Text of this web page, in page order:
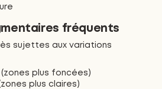
fréquents
sujettes aux variations
plus foncées)
plus claires)